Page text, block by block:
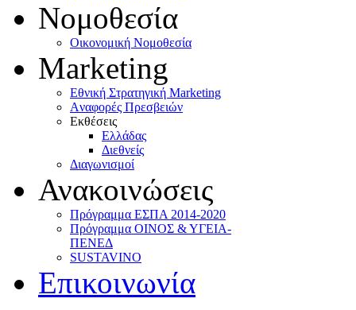
Νομοθεσία
Οικονομική Νομοθεσία
Marketing
Eθνική Στρατηγική Marketing
Aναφορές Πρεσβειών
Eκθέσεις
Eλλάδας
Διεθνείς
Διαγωνισμοί
Ανακοινώσεις
Πρόγραμμα ΕΣΠΑ 2014-2020
Πρόγραμμα ΟΙΝΟΣ & ΥΓΕΙΑ-
ΠΕΝΕΔ
SUSTAVINO
Επικοινωνία